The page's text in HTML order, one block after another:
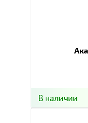
В наличии